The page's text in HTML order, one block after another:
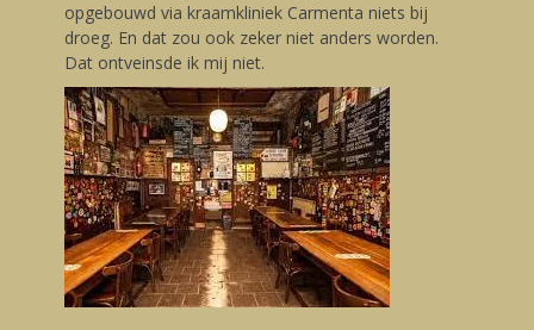
opgebouwd via kraamkliniek Carmenta niets bij
droeg. En dat zou ook zeker niet anders worden.
Dat ontveinsde ik mij niet.